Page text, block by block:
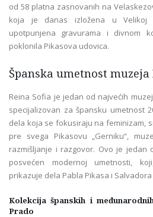
od 58 platna zasnovanih na
koja je danas izložena u Velikoj
upotpunjena gravurama i divnom
poklonila Pikasova udovica.
Španska umetnost muzeja
Reina Sofia je jedan od najvećih
specijalizovan za špansku umetnost
dela koja se fokusiraju na feminizam,
pre svega Pikasovu „Gerniku“,
razmišljanje i razgovor. Ovo je jedan
posvećen modernoj umetnosti,
prikazuje dela Pabla Pikasa i Salvadora
Kolekcija španskih i
Prado